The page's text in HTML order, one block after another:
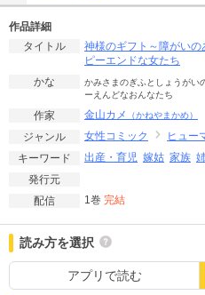
作品詳細
タイトル
神様のギフト～障がい
ピーエンドな女たち
かな
かみさまのぎふとしょうがい
ーえんどなおんなたち
作家 金山カメ （かねやまかめ）
ジャンル 女性コミック
ヒュー
キーワード
出産・育児 嫁姑 家族
発行元
配信
1巻 完結
読み方を選択
アプリで読む